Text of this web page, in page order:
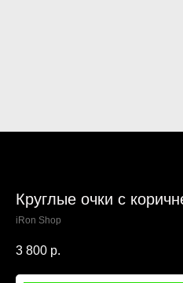
Круглые очки с
iRon Shop
3 800 р.